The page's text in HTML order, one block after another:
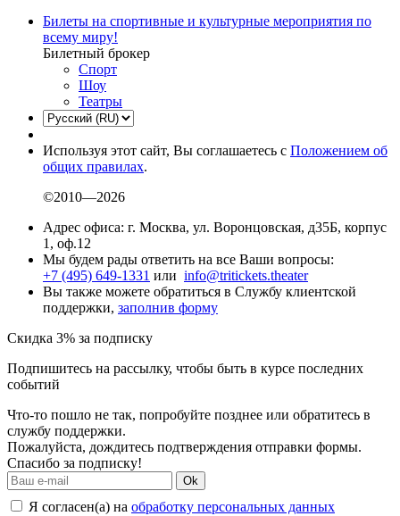
Билеты на спортивные и культурные мероприятия по
всему миру!
Билетный брокер
Спорт
Шоу
Театры
Используя этот сайт, Вы соглашаетесь с Положением об
общих правилах.
©2010—2026
Адрес офиса: г. Москва, ул. Воронцовская, д35Б, корпус
1, оф.12
Мы будем рады ответить на все Ваши вопросы:
+7 (495) 649-1331 или info@tritickets.theater
Вы также можете обратиться в Службу клиентской
поддержки, заполнив форму
Скидка 3% за подписку
Подпишитесь на рассылку, чтобы быть в курсе последних
событий
Что-то пошло не так, попробуйте позднее или обратитесь в
службу поддержки.
Пожалуйста, дождитесь подтверждения отправки формы.
Спасибо за подписку!
Ok
Я согласен(а) на обработку персональных данных